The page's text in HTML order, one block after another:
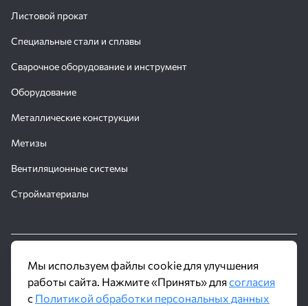
Листовой прокат
Специальные стали и сплавы
Сварочное оборудование и инструмент
Оборудование
Металлические конструкции
Метизы
Вентиляционные системы
Стройматериалы
© 2016 - 2026 Производственное объединение «Трубное
Решение»
Политика обработки персональных данных
Мы используем файлы cookie для улучшения
работы сайта. Нажмите «Принять» длясогласия
с Политикой обработки персональных данных